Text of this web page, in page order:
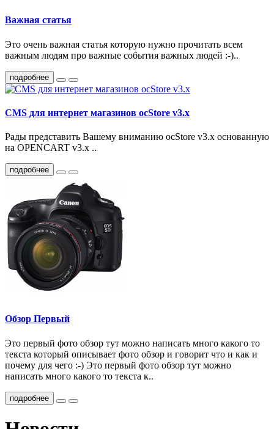
Важная статья
Это очень важная статья которую нужно прочитать всем
важным людям про важные события важных людей :-)..
подробнее
CMS для интернет магазинов ocStore v3.x
Рады представить Вашему вниманию ocStore v3.x основанную
на OPENCART v3.x ..
подробнее
Обзор Первый
Это первый фото обзор тут можно написать много какого то
текста который описывает фото обзор и говорит что и как и
почему для чего :-) Это первый фото обзор тут можно
написать много какого то текста к..
подробнее